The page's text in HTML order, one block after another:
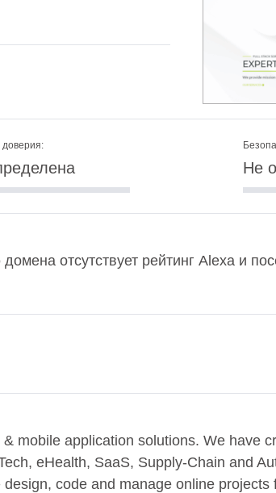
Не
отсутствует рейтинг Alexa и
mobile application solutions. We have
eHealth, SaaS, Supply-Chain and
code and manage online projects